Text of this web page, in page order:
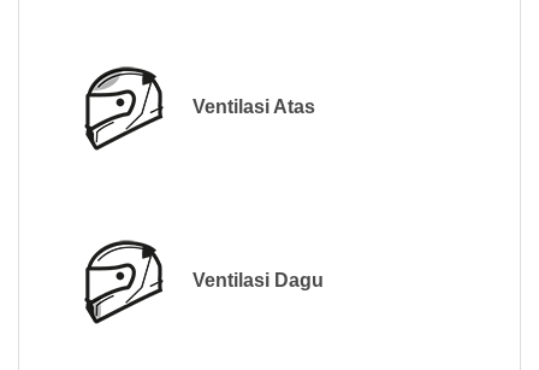
Ventilasi Atas
Ventilasi Dagu